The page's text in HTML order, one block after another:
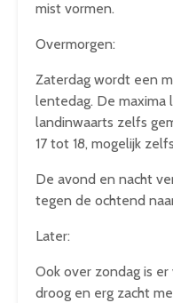
mist vormen.
Overmorgen:
Zaterdag wordt een
lentedag. De maxima
landinwaarts zelfs
17 tot 18, mogelijk
De avond en nacht
tegen de ochtend
Later:
Ook over zondag is
droog en erg zacht